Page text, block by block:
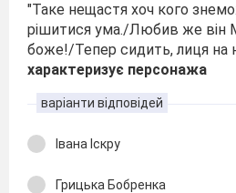
"Таке нещастя хоч кого
рішитися ума./Любив же він
боже!/Тепер сидить, лиця на
характеризує персонажа
варіанти відповідей
Івана Іскру
Грицька Бобренка